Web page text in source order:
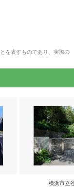
を表すものであり、実際の
横浜市立